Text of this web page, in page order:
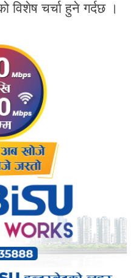
चर्चा हुने गर्दछ ।